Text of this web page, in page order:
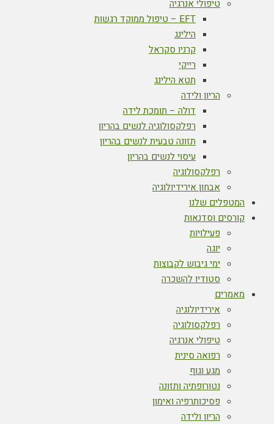
טיפולי אנרגיה
EFT – טיפול ממוקד רגשות
הילינג
קרניו סקראל
רייקי
תטא הילינג
הריון ולידה
דולה – תומכת לידה
רפלקסולוגיה לנשים בהריון
תזונה טבעית לנשים בהריון
עיסוי לנשים בהריון
רפלקסולוגיה
אבחון אירידיולוגיה
המטפלים שלנו
קורסים וסדנאות
פעילויות
יוגה
ימי גיבוש לקבוצות
סטודיו להשכרה
מאמרים
אירידיולוגיה
רפלקסולוגיה
טיפולי אנרגיה
רפואה סינית
מגע וגוף
נטורופתיה ותזונה
פסיכותרפיה ואימון
הריון ולידה